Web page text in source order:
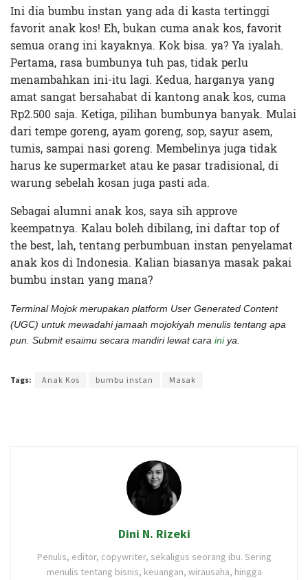
Ini dia bumbu instan yang ada di kasta tertinggi
favorit anak kos! Eh, bukan cuma anak kos, favorit
semua orang ini kayaknya. Kok bisa. ya? Ya iyalah.
Pertama, rasa bumbunya tuh pas, tidak perlu
menambahkan ini-itu lagi. Kedua, harganya yang
amat sangat bersahabat di kantong anak kos, cuma
Rp2.500 saja. Ketiga, pilihan bumbunya banyak. Mulai
dari tempe goreng, ayam goreng, sop, sayur asem,
tumis, sampai nasi goreng. Membelinya juga tidak
harus ke supermarket atau ke pasar tradisional, di
warung sebelah kosan juga pasti ada.
Sebagai alumni anak kos, saya sih approve
keempatnya. Kalau boleh dibilang, ini daftar top of
the best, lah, tentang perbumbuan instan penyelamat
anak kos di Indonesia. Kalian biasanya masak pakai
bumbu instan yang mana?
Terminal Mojok merupakan platform User Generated Content
(UGC) untuk mewadahi jamaah mojokiyah menulis tentang apa
pun. Submit esaimu secara mandiri lewat cara iniya.
Tags: Anak Kos bumbu instan Masak
Dini N. Rizeki
Penulis, editor, copywriter, sekaligus seorang ibu. Sering
menulis tentang bisnis, keuangan, wirausaha, hingga